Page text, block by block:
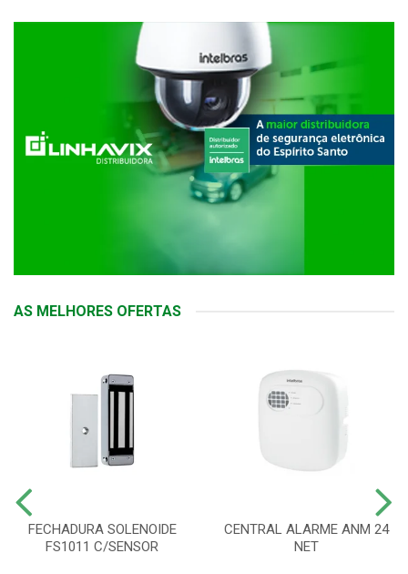
AS MELHORES OFERTAS
FECHADURA SOLENOIDE
FS1011 C/SENSOR
CENTRAL ALARME ANM 24
NET